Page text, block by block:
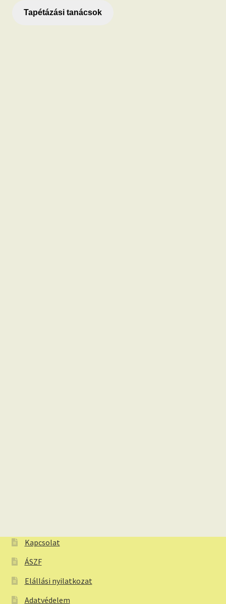
Tapétázási tanácsok
Kapcsolat
ÁSZF
Elállási nyilatkozat
Adatvédelem